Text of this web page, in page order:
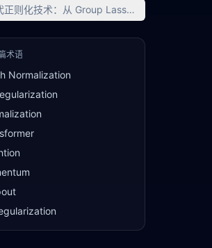
正则化技术：从 Group Lasso 到 2026 前沿方法
术语
Normalization